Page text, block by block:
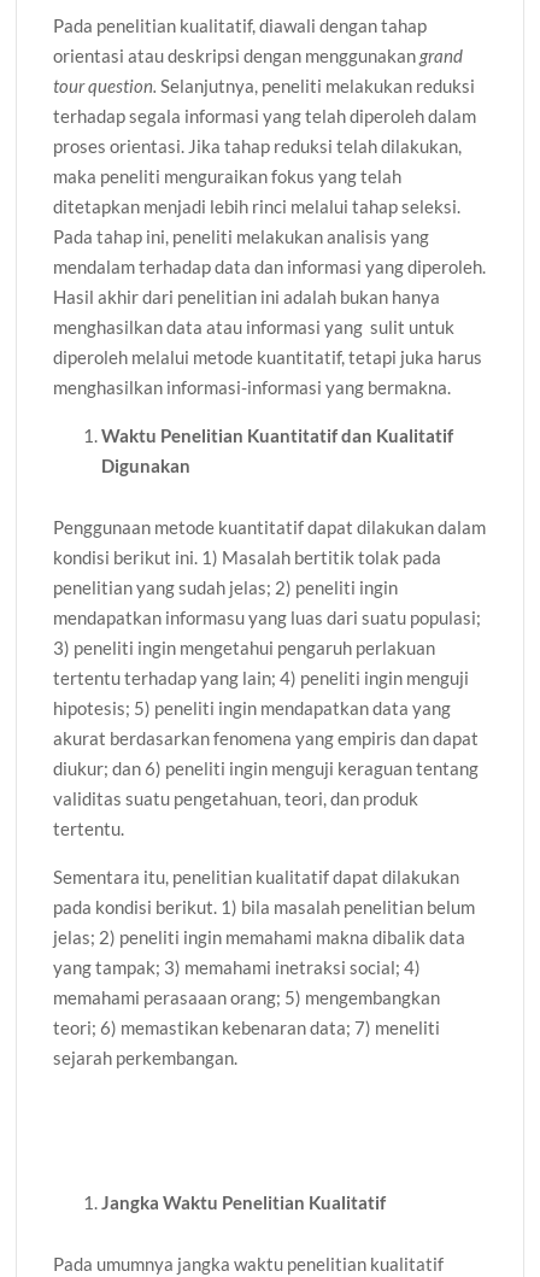
Pada penelitian kualitatif, diawali dengan tahap
orientasi atau deskripsi dengan menggunakangrand
tour question.Selanjutnya, peneliti melakukan reduksi
terhadap segala informasi yang telah diperoleh dalam
proses orientasi. Jika tahap reduksi telah dilakukan,
maka peneliti menguraikan fokus yang telah
ditetapkan menjadi lebih rinci melalui tahap seleksi.
Pada tahap ini, peneliti melakukan analisis yang
mendalam terhadap data dan informasi yang diperoleh.
Hasil akhir dari penelitian ini adalah bukan hanya
menghasilkan data atau informasi yang sulit untuk
diperoleh melalui metode kuantitatif, tetapi juka harus
menghasilkan informasi-informasi yang bermakna.
Waktu Penelitian Kuantitatif dan Kualitatif
Digunakan
Penggunaan metode kuantitatif dapat dilakukan dalam
kondisi berikut ini. 1) Masalah bertitik tolak pada
penelitian yang sudah jelas; 2) peneliti ingin
mendapatkan informasu yang luas dari suatu populasi;
3) peneliti ingin mengetahui pengaruh perlakuan
tertentu terhadap yang lain; 4) peneliti ingin menguji
hipotesis; 5) peneliti ingin mendapatkan data yang
akurat berdasarkan fenomena yang empiris dan dapat
diukur; dan 6) peneliti ingin menguji keraguan tentang
validitas suatu pengetahuan, teori, dan produk
tertentu.
Sementara itu, penelitian kualitatif dapat dilakukan
pada kondisi berikut. 1) bila masalah penelitian belum
jelas; 2) peneliti ingin memahami makna dibalik data
yang tampak; 3) memahami inetraksi social; 4)
memahami perasaaan orang; 5) mengembangkan
teori; 6) memastikan kebenaran data; 7) meneliti
sejarah perkembangan.
Jangka Waktu Penelitian Kualitatif
Pada umumnya jangka waktu penelitian kualitatif